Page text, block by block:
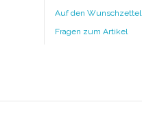
Auf den Wunschzettel
Fragen zum Artikel